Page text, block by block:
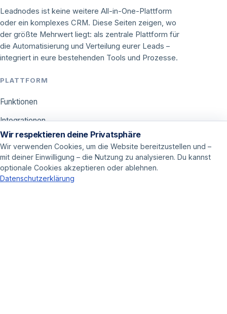
Leadnodes ist keine weitere All-in-One-Plattform
oder ein komplexes CRM. Diese Seiten zeigen, wo
der größte Mehrwert liegt: als zentrale Plattform für
die Automatisierung und Verteilung eurer Leads –
integriert in eure bestehenden Tools und Prozesse.
PLATTFORM
Funktionen
Integrationen
Preise
ANWENDUNGEN
Wir respektieren deine Privatsphäre
Wir verwenden Cookies, um die Website bereitzustellen und –
mit deiner Einwilligung – die Nutzung zu analysieren. Du kannst
optionale Cookies akzeptieren oder ablehnen.
Datenschutzerklärung